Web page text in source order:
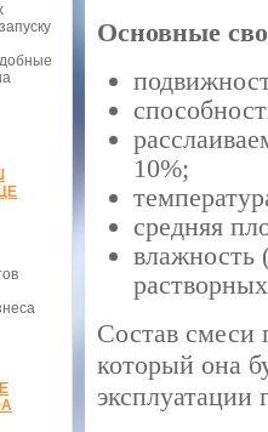
Основные
10%;
средняя
влажность
Состав смеси
который она
эксплуатации